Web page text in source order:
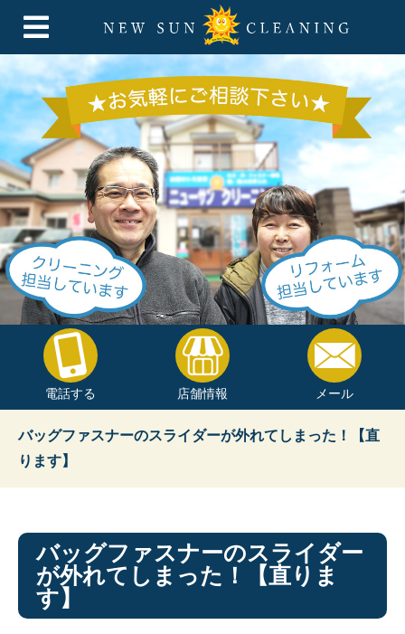
電話する 店舗情報 メール
バッグファスナーのスライダーが外れてしまった！【直
ります】
バッグファスナーのスライダー
が外れてしまった！【直りま
す】